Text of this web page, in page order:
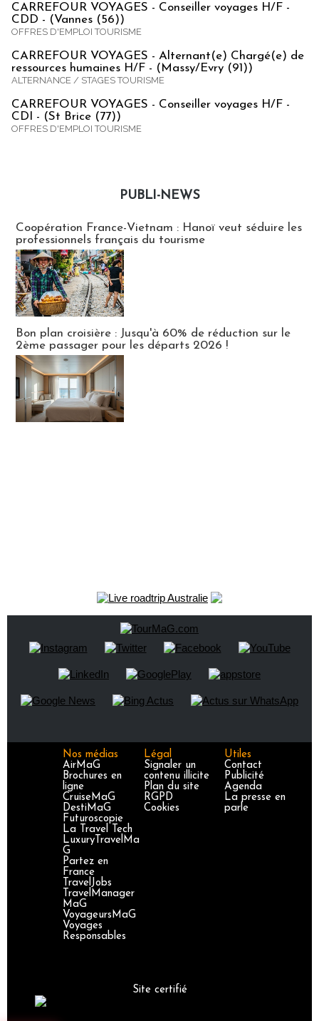
CARREFOUR VOYAGES - Conseiller voyages H/F -
CDD - (Vannes (56))
OFFRES D'EMPLOI TOURISME
CARREFOUR VOYAGES - Alternant(e) Chargé(e) de
ressources humaines H/F - (Massy/Evry (91))
ALTERNANCE / STAGES TOURISME
CARREFOUR VOYAGES - Conseiller voyages H/F -
CDI - (St Brice (77))
OFFRES D'EMPLOI TOURISME
PUBLI-NEWS
Coopération France-Vietnam : Hanoï veut séduire les
professionnels français du tourisme
Bon plan croisière : Jusqu'à 60% de réduction sur le
2ème passager pour les départs 2026 !
Nos médias
AirMaG
Brochures en
ligne
CruiseMaG
DestiMaG
Futuroscopie
La Travel Tech
LuxuryTravelMa
G
Partez en
France
TravelJobs
TravelManager
MaG
VoyageursMaG
Voyages
Responsables
Légal
Signaler un
contenu illicite
Plan du site
RGPD
Cookies
Utiles
Contact
Publicité
Agenda
La presse en
parle
Site certifié